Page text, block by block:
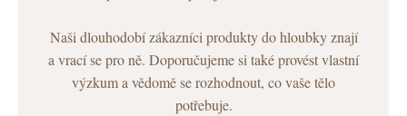
Naši dlouhodobí zákazníci produkty do hloubky znají
a vrací se pro ně. Doporučujeme si také provést vlastní
výzkum a vědomě se rozhodnout, co vaše tělo
potřebuje.